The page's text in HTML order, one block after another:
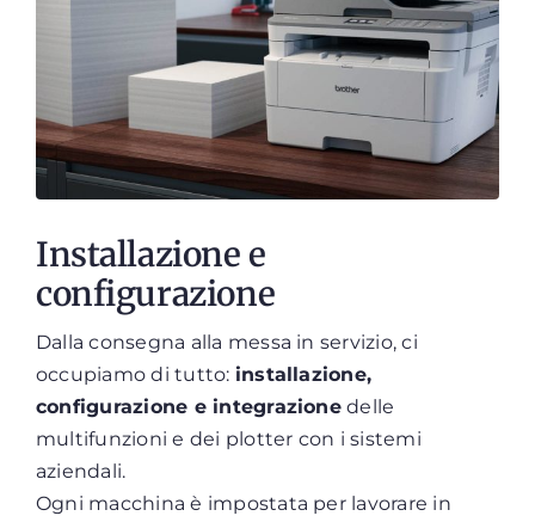
Installazione e
configurazione
Dalla consegna alla messa in servizio, ci
occupiamo di tutto: installazione,
configurazione e integrazionedelle
multifunzioni e dei plotter con i sistemi
aziendali.
Ogni macchina è impostata per lavorare in